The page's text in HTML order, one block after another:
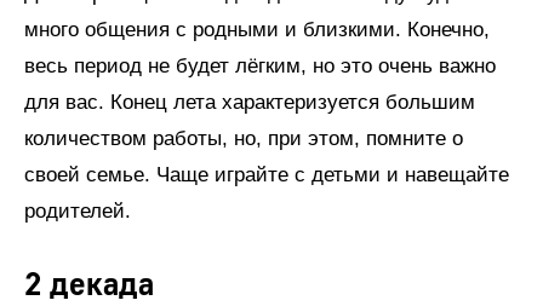
много общения с родными и близкими. Конечно,
весь период не будет лёгким, но это очень важно
для вас. Конец лета характеризуется большим
количеством работы, но, при этом, помните о
своей семье. Чаще играйте с детьми и навещайте
родителей.
2 декада